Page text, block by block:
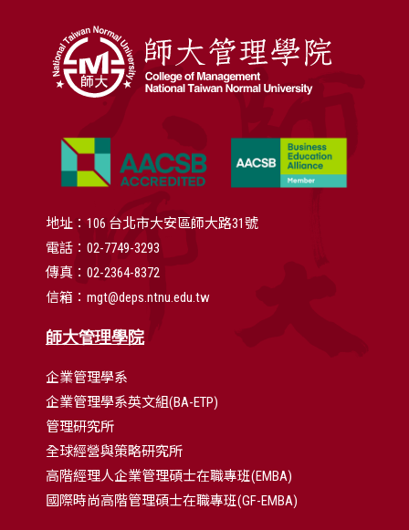
地址：106 台北市大安區師大路31號
電話：02-7749-3293
傳真：02-2364-8372
信箱：mgt@deps.ntnu.edu.tw
師大管理學院
企業管理學系
企業管理學系英文組(BA-ETP)
管理研究所
全球經營與策略研究所
高階經理人企業管理碩士在職專班(EMBA)
國際時尚高階管理碩士在職專班(GF-EMBA)